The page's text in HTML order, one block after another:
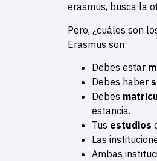
erasmus, busca la
Pero, ¿cuáles son
Erasmus son:
Debes estar
Debes haber
Debes
estancia.
Tus estudios
Las
Ambas